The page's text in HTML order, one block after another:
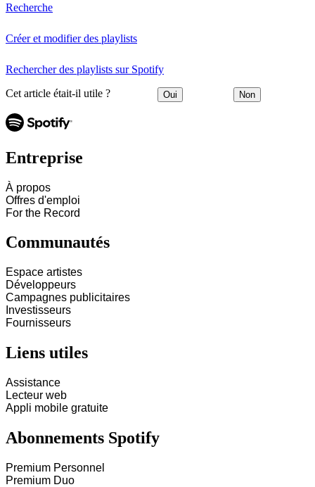
Recherche
Créer et modifier des playlists
Rechercher des playlists sur Spotify
Cet article était-il utile ? Oui Non
Entreprise
À propos
Offres d'emploi
For the Record
Communautés
Espace artistes
Développeurs
Campagnes publicitaires
Investisseurs
Fournisseurs
Liens utiles
Assistance
Lecteur web
Appli mobile gratuite
Abonnements Spotify
Premium Personnel
Premium Duo